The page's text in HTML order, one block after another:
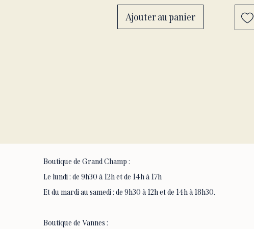
Le retrait de la fontaine se fait
uniquement à la boutique de Grand
Ajouter au panier
Boutique de Grand Champ :
Le lundi : de 9h30 à 12h et de 14h à 17h
Et du mardi au samedi : de 9h30 à 12h et de 14h à 18h30.
Boutique de Vannes :